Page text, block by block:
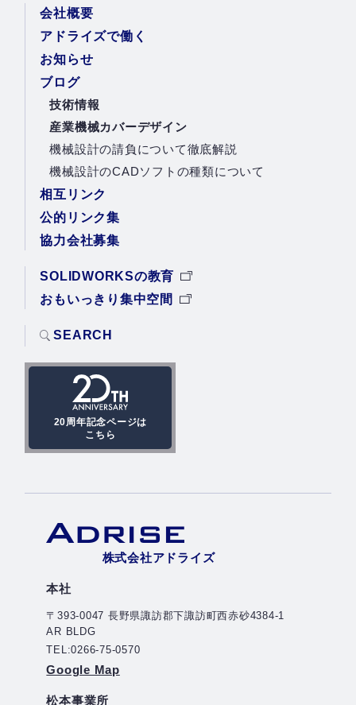
会社概要
アドライズで働く
お知らせ
ブログ
技術情報
産業機械カバーデザイン
機械設計の請負について徹底解説
機械設計のCADソフトの種類について
相互リンク
公的リンク集
協力会社募集
SOLIDWORKSの教育
おもいっきり集中空間
SEARCH
20周年記念ページは
こちら
株式会社アドライズ
本社
〒393-0047 長野県諏訪郡下諏訪町西赤砂4384-1
AR BLDG
TEL:0266-75-0570
Google Map
松本事業所